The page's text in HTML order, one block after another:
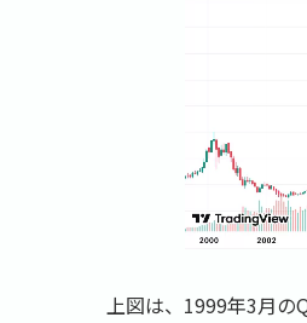
上図は、1999年3月の